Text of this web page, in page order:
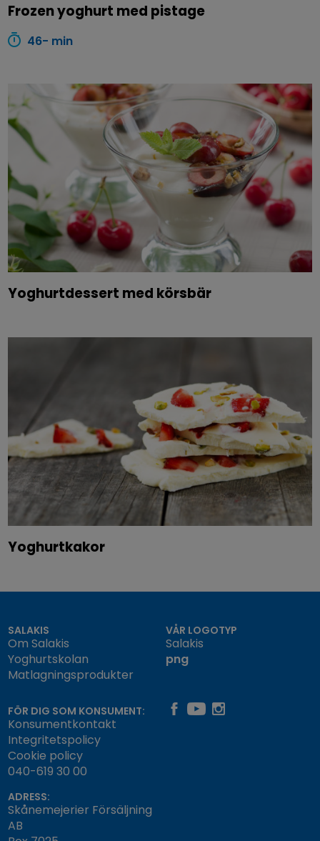
Frozen yoghurt med pistage
46- min
Yoghurtdessert med körsbär
Yoghurtkakor
SALAKIS
Om Salakis
Yoghurtskolan
Matlagningsprodukter
VÅR LOGOTYP
Salakis
png
FÖR DIG SOM KONSUMENT:
Konsumentkontakt
Integritetspolicy
Cookie policy
040-619 30 00
ADRESS:
Skånemejerier Försäljning
AB